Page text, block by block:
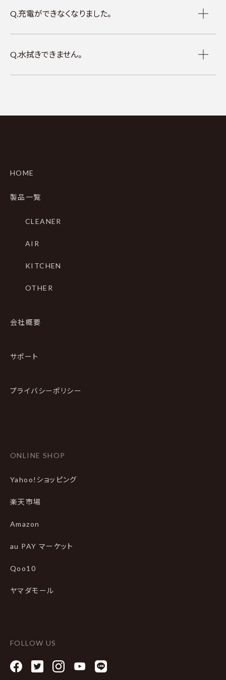
Q.充電ができなくなりました。
Q.水拭きできません。
HOME
製品一覧
CLEANER
AIR
KITCHEN
OTHER
会社概要
サポート
プライバシーポリシー
ONLINE SHOP
Yahoo!ショッピング
楽天市場
Amazon
au PAY マーケット
Qoo10
ヤマダモール
FOLLOW US